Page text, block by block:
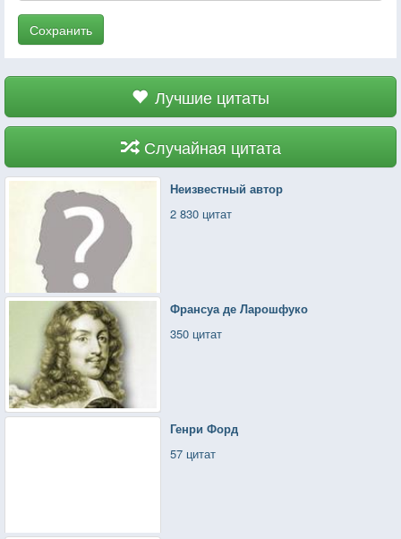
Сохранить
Лучшие цитаты
Случайная цитата
Неизвестный автор
2 830 цитат
Франсуа де Ларошфуко
350 цитат
Генри Форд
57 цитат